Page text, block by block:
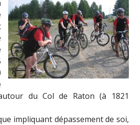
du Col de Raton (à 1821
impliquant dépassement de soi,